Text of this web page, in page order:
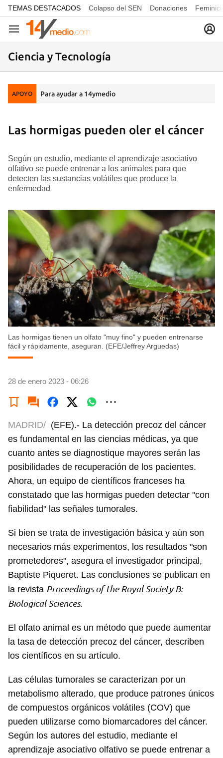
common.go-to-content
TEMAS DESTACADOS Colapso del SEN Donaciones
Navegación
Ciencia y Tecnología
APOYO Para ayudar a 14ymedio
Las hormigas pueden oler el cáncer
Según un estudio, mediante el aprendizaje asociativo
olfativo se puede entrenar a los animales para que
detecten las sustancias volátiles que produce la
enfermedad
Las hormigas tienen un olfato "muy fino" y pueden entrenarse
fácil y rápidamente, aseguran. (EFE/Jeffrey Arguedas)
28 de enero 2023 - 06:26
MADRID/ (EFE).- La detección precoz del cáncer
es fundamental en las ciencias médicas, ya que
cuanto antes se diagnostique mayores serán las
posibilidades de recuperación de los pacientes.
Ahora, un equipo de científicos franceses ha
constatado que las hormigas pueden detectar "con
fiabilidad" las señales tumorales.
Si bien se trata de investigación básica y aún son
necesarios más experimentos, los resultados "son
prometedores", asegura el investigador principal,
Baptiste Piqueret. Las conclusiones se publican en
la revista Proceedings of the Royal Society B:
Biological Sciences.
El olfato animal es un método que puede aumentar
la tasa de detección precoz del cáncer, describen
los científicos en su artículo.
Las células tumorales se caracterizan por un
metabolismo alterado, que produce patrones únicos
de compuestos orgánicos volátiles (COV) que
pueden utilizarse como biomarcadores del cáncer.
Según los autores del estudio, mediante el
aprendizaje asociativo olfativo se puede entrenar a